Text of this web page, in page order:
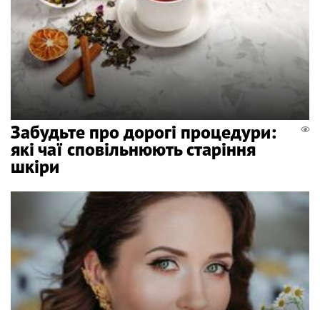
Забудьте про дорогі процедури:
які чаї сповільнюють старіння
шкіри